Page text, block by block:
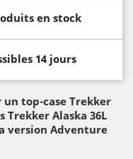
en stock
14 jours
top-case Trekker
Trekker Alaska 36L
version Adventure